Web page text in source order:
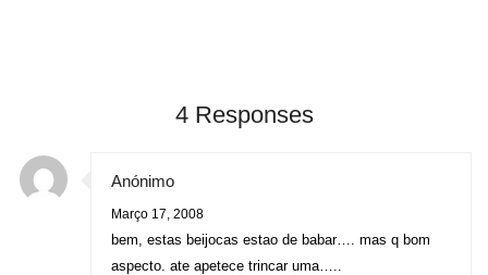
4 Responses
Anónimo
Março 17, 2008
bem, estas beijocas estao de babar…. mas q bom
aspecto. ate apetece trincar uma…..